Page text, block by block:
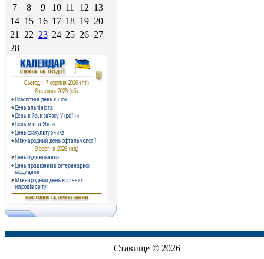
7
8 9 10 11 12 13
14 15 16 17 18 19 20
21
22 23 24 25 26 27
28
Ставище © 2026